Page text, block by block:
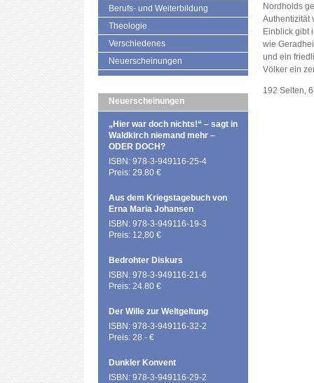
Berufs- und Weiterbildung
Theologie
Verschiedenes
Neuerscheinungen
Neuerscheinungen
„Hier war doch nichts!“ – sagt in
Waldkirch niemand mehr –
ODER DOCH?
ISBN: 978-3-949116-25-4
Preis: 29.80 €
Aus dem Kriegstagebuch von
Erna Maria Johansen
ISBN: 978-3-949116-19-3
Preis: 12,80 €
Bedrohter Diskurs
ISBN: 978-3-949116-21-6
Preis: 24.80 €
Der Wille zur Weltgeltung
ISBN: 978-3-949116-32-2
Preis: 28.- €
Dunkler Konvent
ISBN: 978-3-949116-29-2
Nordholds
Authentizität
Einblick gibt
wie
und ein
Völker ein
192 Seiten,